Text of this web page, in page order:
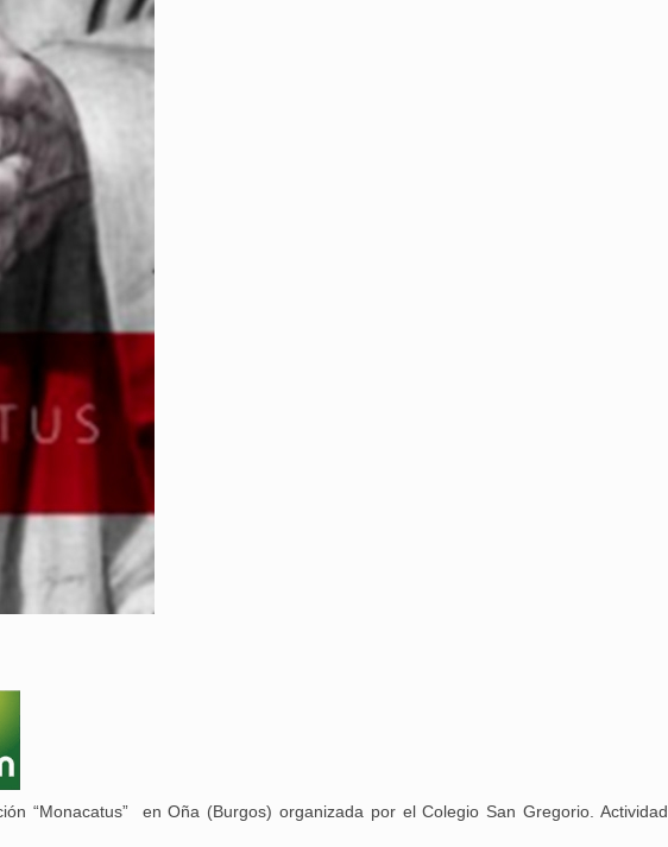
“Monacatus” en Oña (Burgos) organizada por el Colegio San Gregorio. Actividad